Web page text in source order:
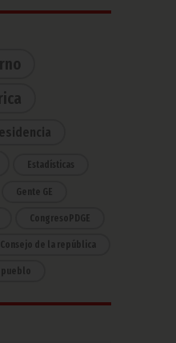
Estadísticas
Gente GE
CongresoPDGE
Consejo de la república